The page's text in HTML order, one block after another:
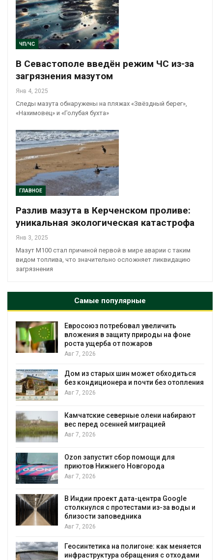
ЧП/ЧС
В Севастополе введён режим ЧС из-за
загрязнения мазутом
Янв 4, 2025
Следы мазута обнаружены на пляжах «Звёздный берег»,
«Нахимовец» и «Голубая бухта»
ГЛАВНОЕ
Разлив мазута в Керченском проливе:
уникальная экологическая катастрофа
Янв 3, 2025
Мазут М100 стал причиной первой в мире аварии с таким
видом топлива, что значительно осложняет ликвидацию
загрязнения
Самые популярные
Евросоюз потребовал увеличить
вложения в защиту природы на фоне
роста ущерба от пожаров
Авг 7, 2026
Дом из старых шин может обходиться
без кондиционера и почти без отопления
Авг 7, 2026
Камчатские северные олени набирают
вес перед осенней миграцией
Авг 7, 2026
Ozon запустит сбор помощи для
приютов Нижнего Новгорода
Авг 7, 2026
В Индии проект дата-центра Google
столкнулся с протестами из-за воды и
близости заповедника
Авг 7, 2026
Геосинтетика на полигоне: как меняется
инфраструктура обращения с отходами